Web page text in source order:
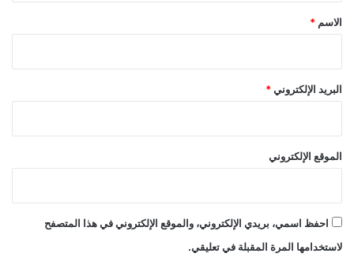
*
الاسم *
البريد الإلكتروني *
الموقع الإلكتروني
احفظ اسمي، بريدي الإلكتروني، والموقع الإلكتروني في هذا المتصفح
لاستخدامها المرة المقبلة في تعليقي.